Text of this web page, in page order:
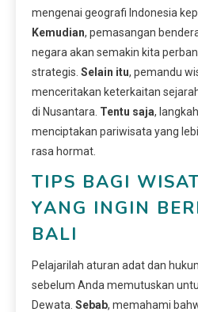
mengenai geografi Indonesia
Kemudian, pemasangan
negara akan semakin kita
strategis. Selain itu, pemandu
menceritakan keterkaitan
di Nusantara. Tentu saja,
menciptakan pariwisata yang
rasa hormat.
TIPS BAGI
YANG INGIN
BALI
Pelajarilah aturan adat dan
sebelum Anda memutuskan
Dewata. Sebab, memahami